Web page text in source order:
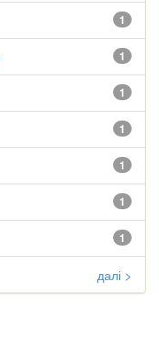
1
1
1
1
1
1
1
далі >